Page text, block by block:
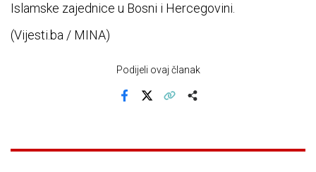
Islamske zajednice u Bosni i Hercegovini.
(Vijesti.ba / MINA)
Podijeli ovaj članak